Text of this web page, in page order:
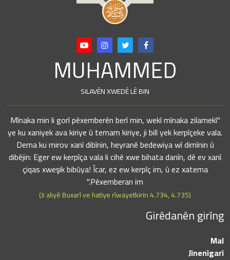
MUHAMMED
SILAVÊN XWEDÊ LÊ BIN
"Mînaka min li gorî pêxemberên berî min, wekî mînaka zilamekî
ye ku xaniyek ava kiriye û temam kiriye, ji bilî yek kerpîçeke vala.
Dema ku mirov xanî dibînin, heyranê bedewiya wî dimînin û
dibêjin: Eger ew kerpîça vala li cihê xwe bihata danîn, dê ev xanî
çiqas xweşik bibûya! Îcar, ez ew kerpîç im, û ez xatema
Pêxemberan im."
(Ji aliyê Buxarî ve hatiye rîwayetkirin 4.734, 4.735)
Girêdanên girîng
Mal
Jînenîgarî